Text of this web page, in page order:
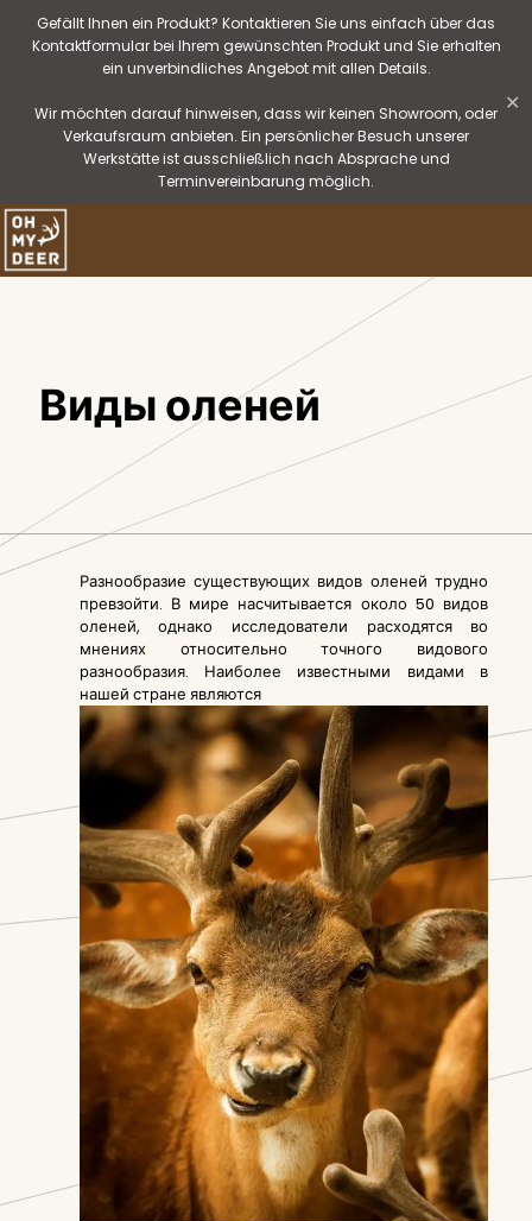
Gefällt Ihnen ein Produkt? Kontaktieren Sie uns einfach über das
Kontaktformular bei Ihrem gewünschten Produkt und Sie erhalten
ein unverbindliches Angebot mit allen Details.
Wir möchten darauf hinweisen, dass wir keinen Showroom, oder
Verkaufsraum anbieten. Ein persönlicher Besuch unserer
Werkstätte ist ausschließlich nach Absprache und
Terminvereinbarung möglich.
✕
Виды оленей
Разнообразие существующих видов оленей трудно
превзойти. В мире насчитывается около 50 видов
оленей, однако исследователи расходятся во
мнениях относительно точного видового
разнообразия. Наиболее известными видами в
нашей стране являются